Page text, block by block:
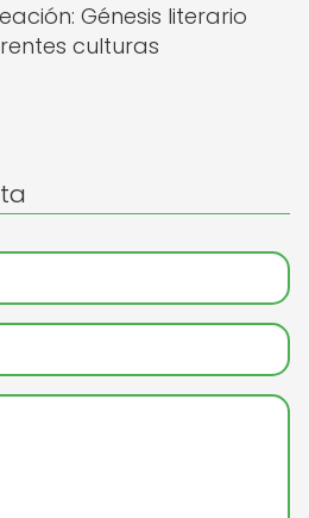
Génesis literario
culturas